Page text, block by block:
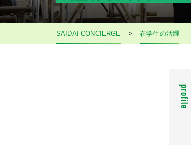
SAIDAI CONCIERGE > 在学生の活躍